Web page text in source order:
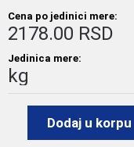
Cena po jedinici mere:
2178.00 RSD
Jedinica mere:
kg
Dodaj u korpu